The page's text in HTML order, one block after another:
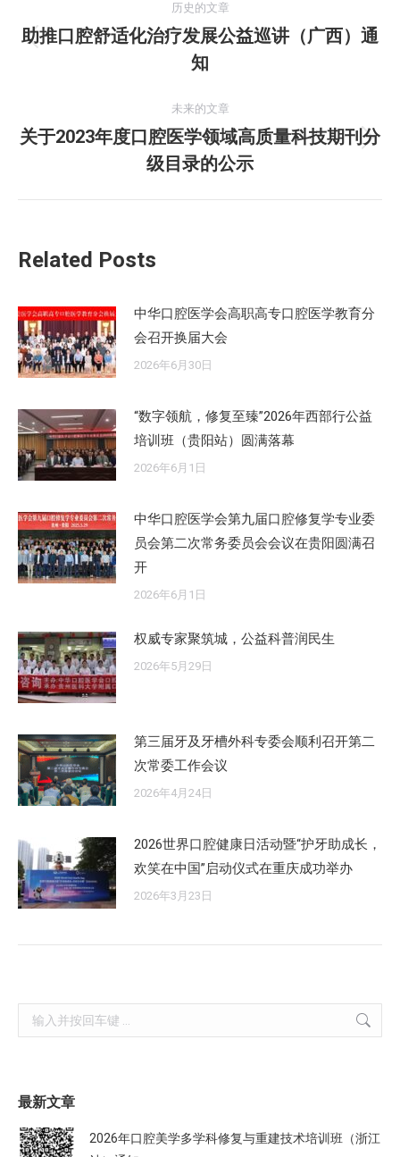
章
历史的文章
历
史
文
章：
助推口腔舒适化治疗发展公益巡讲（广西）通
知
未来的文章
未
来
的
关于2023年度口腔医学领域高质量科技期刊分
级目录的公示
Related Posts
中华口腔医学会高职高专口腔医学教育分
会召开换届大会
2026年6月30日
“数字领航，修复至臻”2026年西部行公益
培训班（贵阳站）圆满落幕
2026年6月1日
中华口腔医学会第九届口腔修复学专业委
员会第二次常务委员会会议在贵阳圆满召
开
2026年6月1日
权威专家聚筑城，公益科普润民生
2026年5月29日
第三届牙及牙槽外科专委会顺利召开第二
次常委工作会议
2026年4月24日
2026世界口腔健康日活动暨“护牙助成长，
欢笑在中国”启动仪式在重庆成功举办
2026年3月23日
Search:
最新文章
2026年口腔美学多学科修复与重建技术培训班（浙江